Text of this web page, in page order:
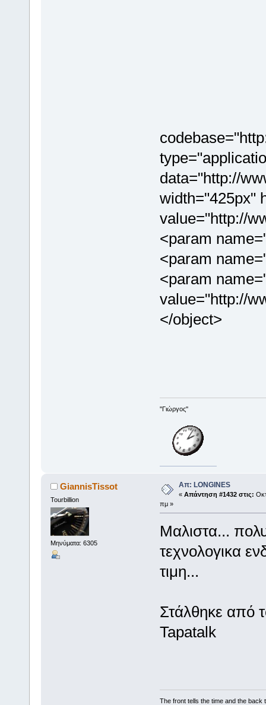
data="http://
width="425px"
value="http://
<param
<param
<param
value="http://
</object>
''Γιώργος''
GiannisTissot
Tourbillion
Μηνύματα: 6305
Απ: LONGINES
« Απάντηση #1432 στις:
πμ »
Μαλιστα...
τεχνολογικα
τιμη...
Στάλθηκε από
Tapatalk
The front tells the time and the back